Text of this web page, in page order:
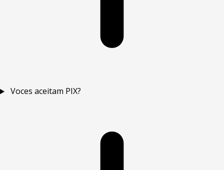
Voces aceitam PIX?